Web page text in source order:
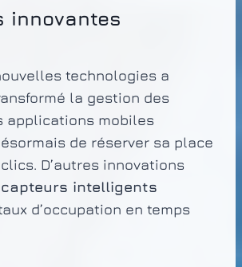
innovantes
technologies a
la gestion des
applications mobiles
de réserver sa place
D’autres innovations
capteurs intelligents
d’occupation en temps